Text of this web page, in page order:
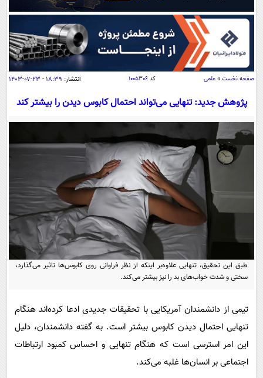
اوقات شرعی
سواد زندگی
اقتصاد
اقتصادی
جامعه
حوادث
سلامت
یک برش دانایی
محیط زیست
سفر و تفریح
بین الملل
سیاست خارجی
فرهنگ و هنر
علم و دانش
فناوری و It
علمی
اخبار کریپتو
قرآن
گوناگون
سرگرمی
باشگاه مغز
مجله تصویری سلاح
فیلم
اقتصاد
ورزش
سرگرمی
فناوری
گوناگون
عصر ایران 2
خواندنی ها و دیدنی ها
روانشناسی
آشپزی
آموزش زبان
صفحه نخست » علمی کد۱۰۰۵۳۰۶ انتشار: ۱۸:۳۹ - ۲۳-۰۷-۱۴۰۳
پژوهش جدید: تنهایی می‌تواند احتمال کابوس دیدن را بیشتر کند
طبق این تحقیق، تنهایی علاوه‌بر اینکه از نظر فراوانی روی کابوس‌ها تاثیر می‌گذارد،
سختی و شدت خواب‌های بد را نیز بیشتر می‌کند.
تیمی از دانشمندان آمریکایی با تحقیقات جدیدی ادعا کرده‌اند هنگام
تنهایی احتمال دیدن کابوس بیشتر است. به گفته دانشمندان، دلیل
این امر استرسی است که هنگام تنهایی و احساس‌ کمبود ارتباطات
اجتماعی بر انسان‌ها غلبه می‌کند.